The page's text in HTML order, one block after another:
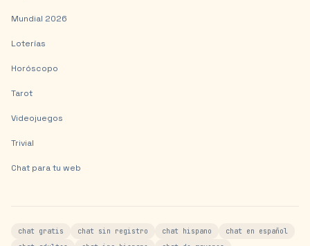
Mundial 2026
Loterías
Horóscopo
Tarot
Videojuegos
Trivial
Chat para tu web
chat gratis chat sin registro chat hispano
chat en español